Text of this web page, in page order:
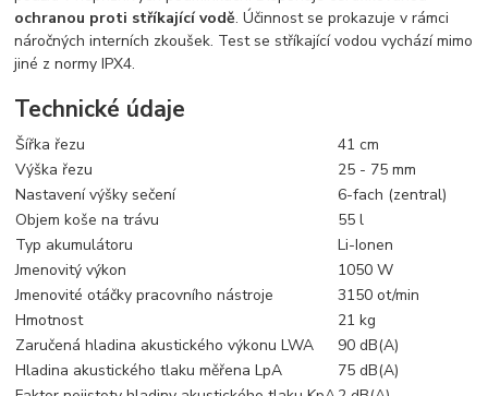
ochranou proti stříkající vodě. Účinnost se prokazuje v rámci
náročných interních zkoušek. Test se stříkající vodou vychází mimo
jiné z normy IPX4.
Technické údaje
Šířka řezu
41 cm
Výška řezu
25 - 75 mm
Nastavení výšky sečení
6-fach (zentral)
Objem koše na trávu
55 l
Typ akumulátoru
Li-Ionen
Jmenovitý výkon
1050 W
Jmenovité otáčky pracovního nástroje
3150 ot/min
Hmotnost
21 kg
Zaručená hladina akustického výkonu LWA
90 dB(A)
Hladina akustického tlaku měřena LpA
75 dB(A)